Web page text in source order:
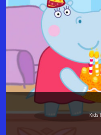
Kids